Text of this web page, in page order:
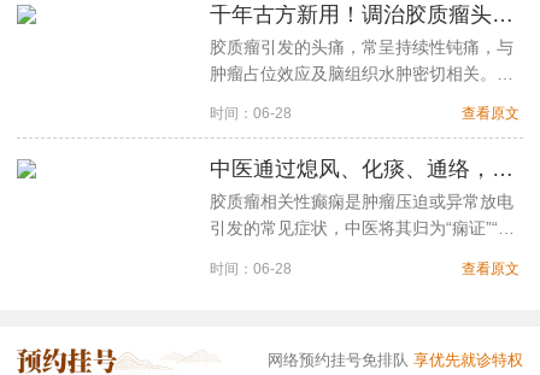
千年古方新用！调治胶质瘤头痛有妙招，罗程医生：3味中药缓解脑部淤堵
胶质瘤引发的头痛，常呈持续性钝痛，与
肿瘤占位效应及脑组织水肿密切相关。中
时间：06-28 查看原文
中医通过熄风、化痰、通络，层层递进的改善胶质瘤引起的癫痫症状
胶质瘤相关性癫痫是肿瘤压迫或异常放电
引发的常见症状，中医将其归为“痫证”“抽
则养神···
时间：06-28 查看原文
网络预约挂号免排队 享优先就诊特权